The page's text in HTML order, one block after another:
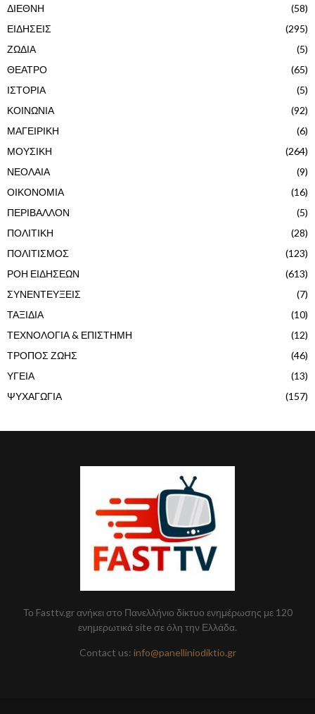
ΔΙΕΘΝΗ
(58)
ΕΙΔΗΣΕΙΣ
(295)
ΖΩΔΙΑ
(5)
ΘΕΑΤΡΟ
(65)
ΙΣΤΟΡΙΑ
(5)
ΚΟΙΝΩΝΙΑ
(92)
ΜΑΓΕΙΡΙΚΗ
(6)
ΜΟΥΣΙΚΗ
(264)
ΝΕΟΛΑΙΑ
(9)
ΟΙΚΟΝΟΜΙΑ
(16)
ΠΕΡΙΒΑΛΛΟΝ
(5)
ΠΟΛΙΤΙΚΗ
(28)
ΠΟΛΙΤΙΣΜΟΣ
(123)
ΡΟΗ ΕΙΔΗΣΕΩΝ
(613)
ΣΥΝΕΝΤΕΥΞΕΙΣ
(7)
ΤΑΞΙΔΙΑ
(10)
ΤΕΧΝΟΛΟΓΙΑ & ΕΠΙΣΤΗΜΗ
(12)
ΤΡΟΠΟΣ ΖΩΗΣ
(46)
ΥΓΕΙΑ
(13)
ΨΥΧΑΓΩΓΙΑ
(157)
Το Fasttv.gr ανήκει στο Πανελλήνιο δίκτυο ενημέρωσης με 120
ενημερωτικά site σε όλη την Ελλάδα.
Contact us: info@panelliniodiktio.gr